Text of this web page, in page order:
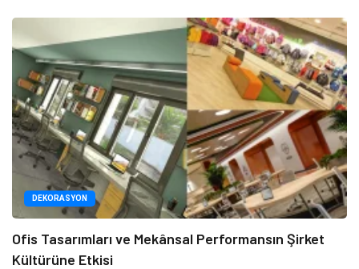
DEKORASYON
Ofis Tasarımları ve Mekânsal Performansın Şirket
Kültürüne Etkisi